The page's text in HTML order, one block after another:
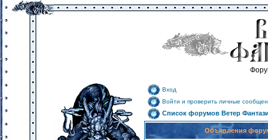
Вход
Войти и проверить личные
Список форумов Ветер
Объявления